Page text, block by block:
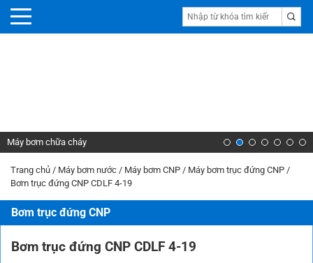
Máy bơm chữa cháy
Trang chủ / Máy bơm nước / Máy bơm CNP / Máy bơm trục đứng CNP /
Bơm trục đứng CNP CDLF 4-19
Bơm trục đứng CNP
Bơm trục đứng CNP CDLF 4-19